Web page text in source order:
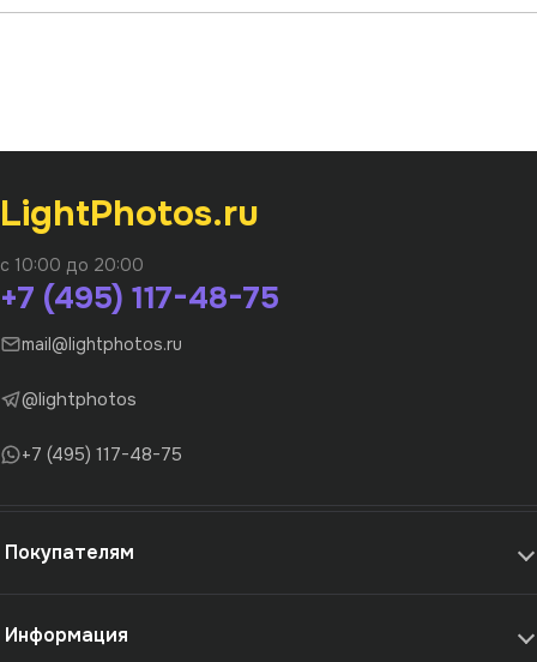
чище, а последующая обра …
LightPhotos.ru
с 10:00 до 20:00
+7 (495) 117-48-75
mail@lightphotos.ru
@lightphotos
+7 (495) 117-48-75
Покупателям
Информация